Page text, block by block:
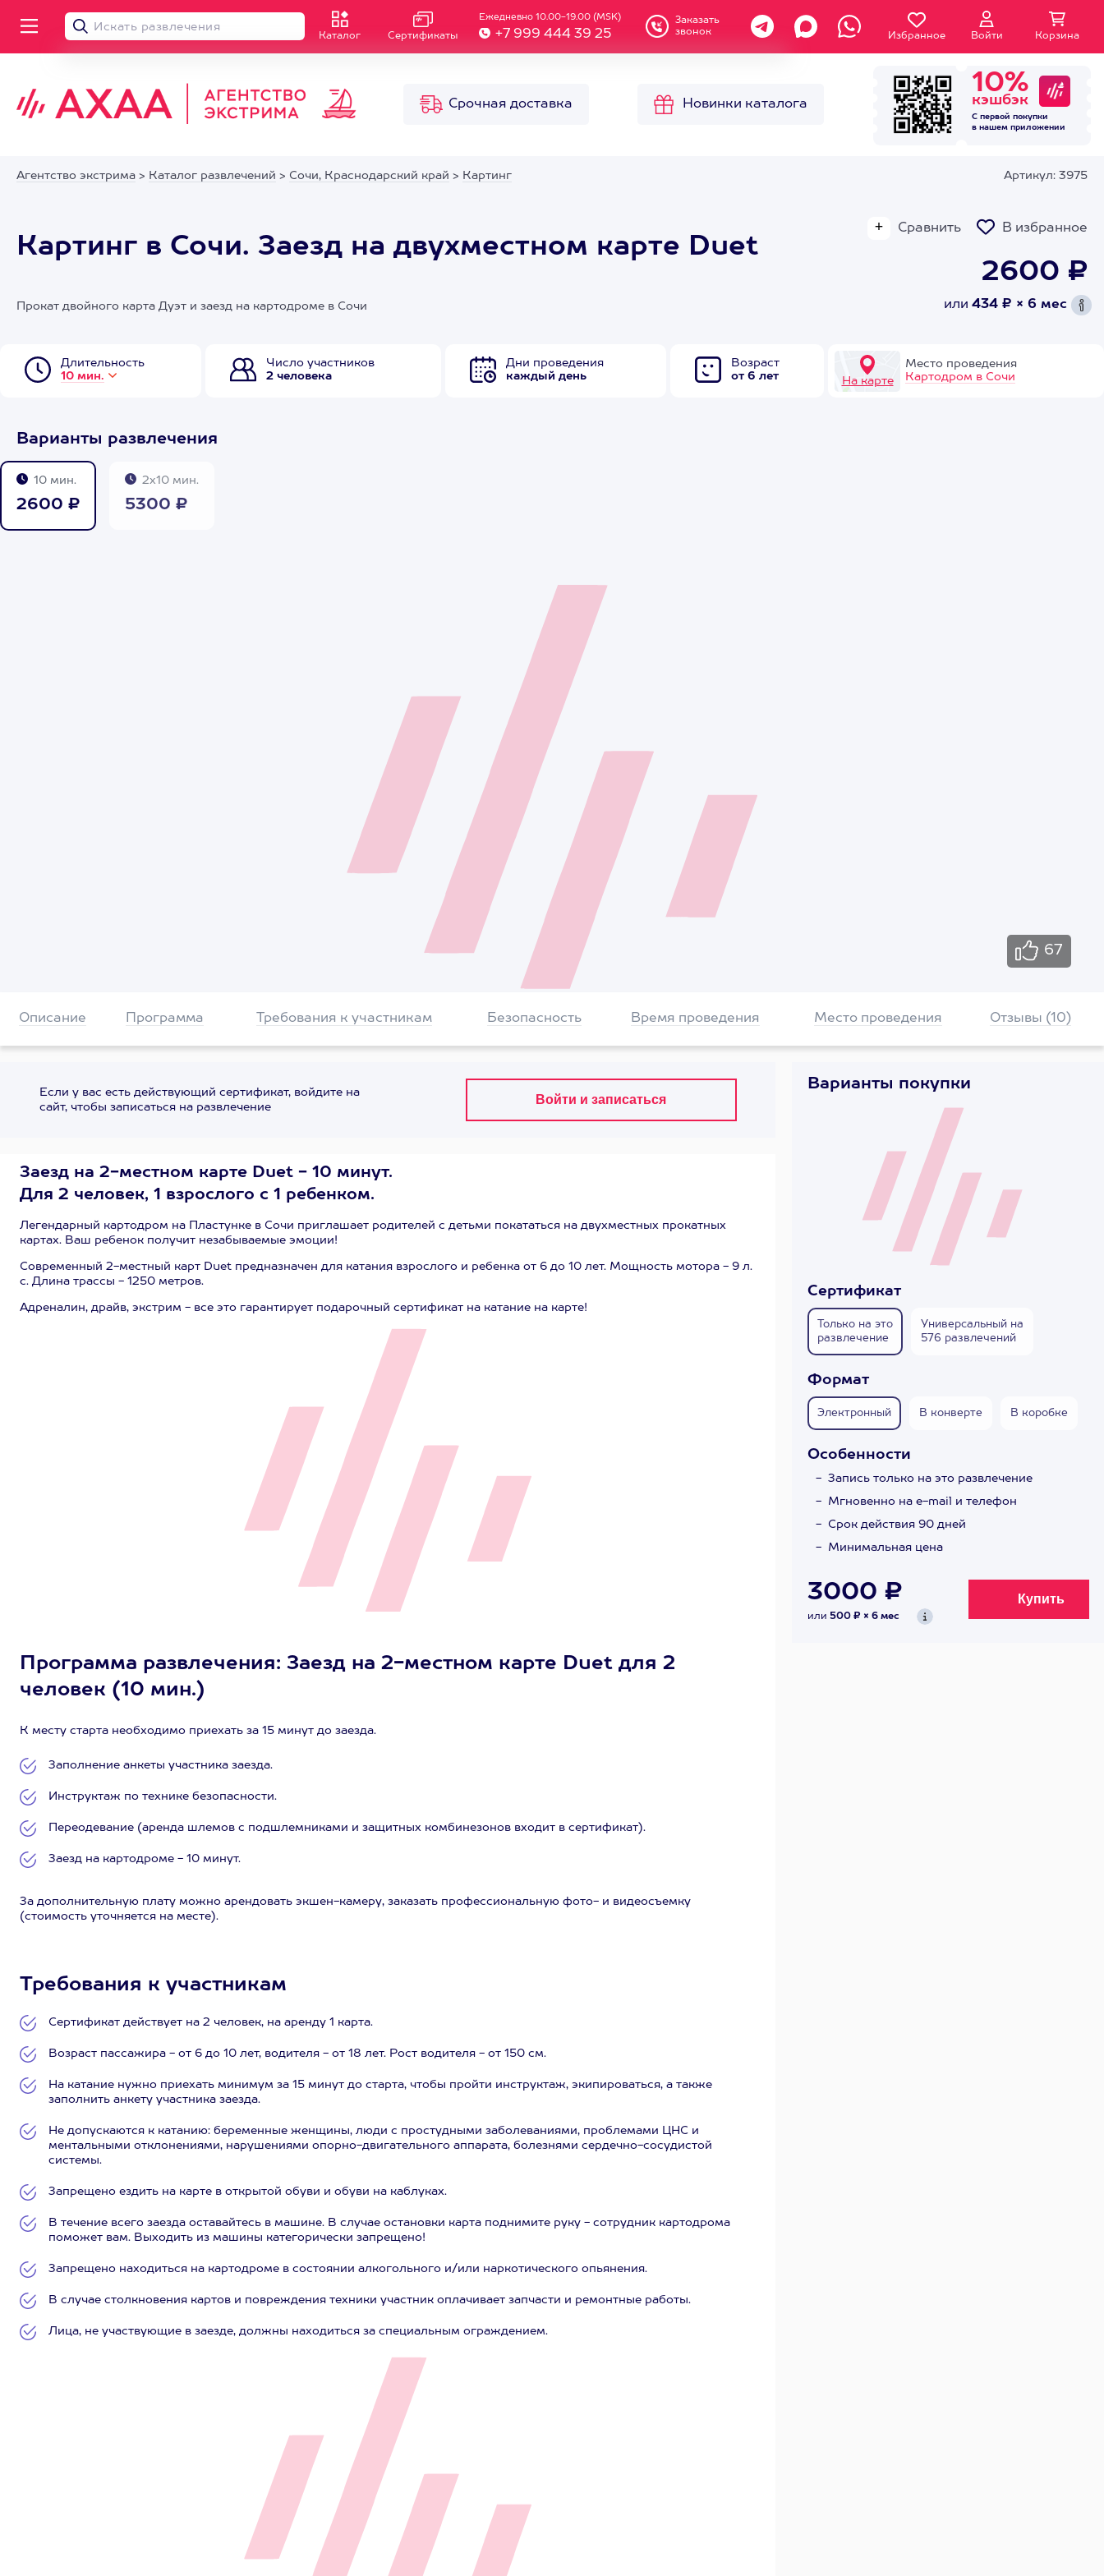
Каталог Сертификаты
Ежедневно 10.00-19.00 (MSK)
+7 999 444 39 25
Заказать
звонок
Избранное Войти Корзина
Срочная доставка Новинки каталога
10%
кэшбэк
С первой покупки
в нашем приложении
Агентство экстрима > Каталог развлечений > Сочи, Краснодарский край > Картинг Артикул: 3975
Картинг в Сочи. Заезд на двухместном карте Duet
Сравнить В избранное
2600 ₽
или 434 ₽ × 6 мес
Прокат двойного карта Дуэт и заезд на картодроме в Сочи
Длительность
10 мин.
Число участников
2 человека
Дни проведения
каждый день
Возраст
от 6 лет
На карте
Место проведения
Картодром в Сочи
Варианты развлечения
10 мин.
2600 ₽
2х10 мин.
5300 ₽
67
Описание Программа Требования к участникам Безопасность Время проведения Место проведения Отзывы (10)
Если у вас есть действующий сертификат, войдите на
сайт, чтобы записаться на развлечение
Заезд на 2-местном карте Duet - 10 минут.
Для 2 человек, 1 взрослого с 1 ребенком.
Легендарный картодром на Пластунке в Сочи приглашает родителей с детьми покататься на двухместных прокатных
картах. Ваш ребенок получит незабываемые эмоции!
Современный 2-местный карт Duet предназначен для катания взрослого и ребенка от 6 до 10 лет. Мощность мотора - 9 л.
с. Длина трассы - 1250 метров.
Адреналин, драйв, экстрим - все это гарантирует подарочный сертификат на катание на карте!
Программа развлечения: Заезд на 2-местном карте Duet для 2
человек (10 мин.)
К месту старта необходимо приехать за 15 минут до заезда.
Заполнение анкеты участника заезда.
Инструктаж по технике безопасности.
Переодевание (аренда шлемов с подшлемниками и защитных комбинезонов входит в сертификат).
Заезд на картодроме - 10 минут.
За дополнительную плату можно арендовать экшен-камеру, заказать профессиональную фото- и видеосъемку
(стоимость уточняется на месте).
Требования к участникам
Сертификат действует на 2 человек, на аренду 1 карта.
Возраст пассажира - от 6 до 10 лет, водителя - от 18 лет. Рост водителя - от 150 см.
На катание нужно приехать минимум за 15 минут до старта, чтобы пройти инструктаж, экипироваться, а также
заполнить анкету участника заезда.
Не допускаются к катанию: беременные женщины, люди с простудными заболеваниями, проблемами ЦНС и
ментальными отклонениями, нарушениями опорно-двигательного аппарата, болезнями сердечно-сосудистой
системы.
Запрещено ездить на карте в открытой обуви и обуви на каблуках.
В течение всего заезда оставайтесь в машине. В случае остановки карта поднимите руку - сотрудник картодрома
поможет вам. Выходить из машины категорически запрещено!
Запрещено находиться на картодроме в состоянии алкогольного и/или наркотического опьянения.
В случае столкновения картов и повреждения техники участник оплачивает запчасти и ремонтные работы.
Лица, не участвующие в заезде, должны находиться за специальным ограждением.
Варианты покупки
Сертификат
Только на это
развлечение
Универсальный на
576 развлечений
Формат
Электронный В конверте В коробке
Особенности
Запись только на это развлечение
Мгновенно на e-mail и телефон
Срок действия 90 дней
Минимальная цена
3000 ₽
или 500 ₽ × 6 мес